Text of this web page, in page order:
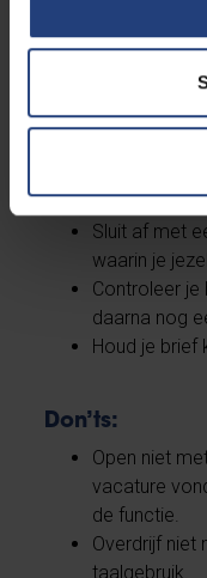
voorbeelden.
Geef aan
bedrijf,
en waarde
Sluit af met
waarin je
Controleer je
daarna nog
Houd je brief
Don’ts:
Open niet
vacature
de functie.
Overdrijf niet
taalgebruik.